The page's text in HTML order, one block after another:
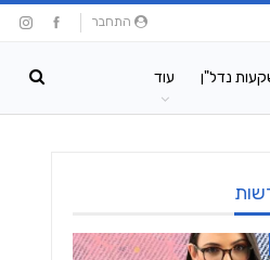
התחבר
נדל"ן עוד